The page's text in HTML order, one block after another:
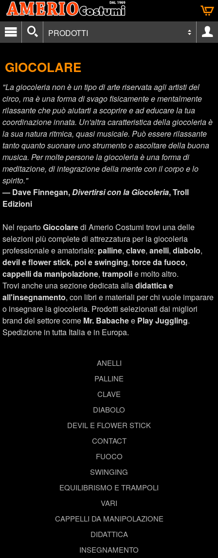
PRODOTTI
GIOCOLARE
"La giocoleria non è un tipo di arte riservata agli artisti del
circo, ma è una forma di svago fisicamente e mentalmente
rilassante che può aiutarti a scoprire e ad educare la tua
coordinazione innata. Un'altra caratteristica della giocoleria è
la sua natura ritmica, quasi musicale. Può essere rilassante
tanto quanto suonare uno strumento o ascoltare della buona
musica. Per molte persone la giocoleria è una forma di
meditazione, di integrazione della mente con il corpo e lo
spirito."
— Dave Finnegan,Divertirsi con la Giocoleria, Troll
Edizioni
Nel repartoGiocolaredi Amerio Costumi trovi una delle
selezioni più complete di attrezzatura per la giocoleria
professionale e amatoriale: palline, clave, anelli, diabolo,
devil e flower stick, poi e swinging, torce da fuoco,
cappelli da manipolazione, trampolie molto altro.
Trovi anche una sezione dedicata alladidattica e
all'insegnamento, con libri e materiali per chi vuole imparare
o insegnare la giocoleria. Prodotti selezionati dai migliori
brand del settore come Mr. Babachee Play Juggling.
Spedizione in tutta Italia e in Europa.
ANELLI
PALLINE
CLAVE
DIABOLO
DEVIL E FLOWER STICK
CONTACT
FUOCO
SWINGING
EQUILIBRISMO E TRAMPOLI
VARI
CAPPELLI DA MANIPOLAZIONE
DIDATTICA
INSEGNAMENTO